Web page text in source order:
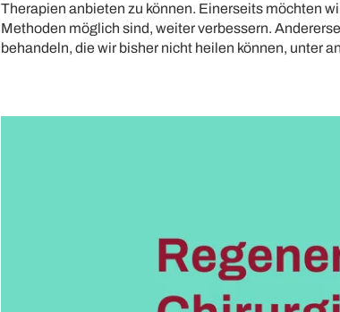
Therapien anbieten zu können. Einerseits möchten
Methoden möglich sind, weiter verbessern.
behandeln, die wir bisher nicht heilen können, unter